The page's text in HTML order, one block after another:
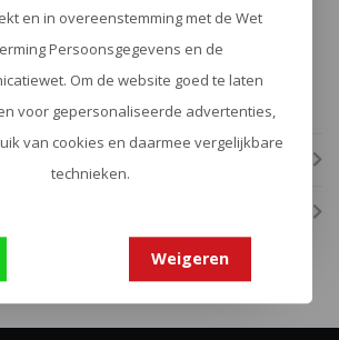
8.50
(cm): 11.50
139.00
en in overeenstemming met de Wet
Persoonsgegevens en de
Om de website goed te laten
voor gepersonaliseerde advertenties,
van cookies en daarmee vergelijkbare
technieken.
Weigeren